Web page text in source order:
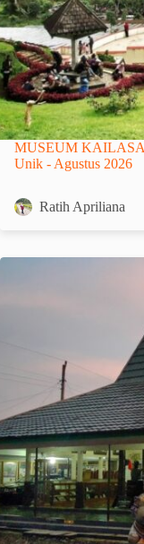
MUSEUM KAILASA
Unik - Agustus 2026
Ratih Apriliana